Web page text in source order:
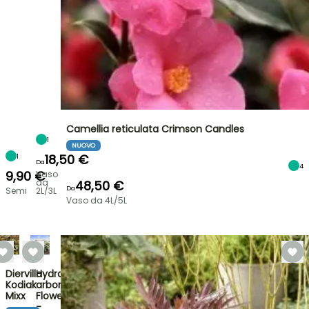
1
9,90 €
Semi
1
Da18,50 €
Vaso
da
2L/3L
Camellia reticulata Crimson Candles
NUOVO
4
Da48,50 €
Vaso da 4L/5L
Diervilla
Kodiak
Mixx
Hydrangea
arborescens
FlowerWOW